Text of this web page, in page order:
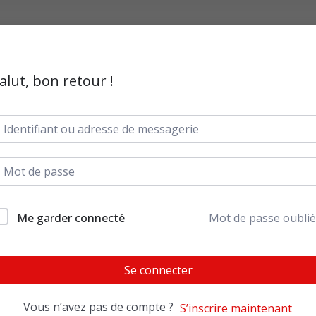
bon retour !
Me garder connecté Mot de passe
Se connecter
Vous n’avez pas de compte ? S’inscrire maintenant